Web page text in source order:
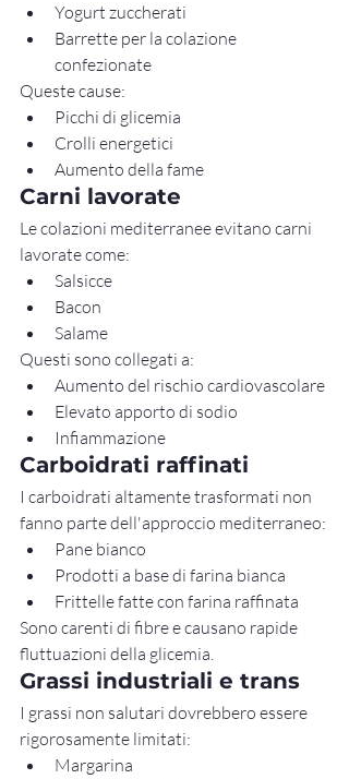
Yogurt zuccherati
Barrette per la colazione
confezionate
Queste cause:
Picchi di glicemia
Crolli energetici
Aumento della fame
Carni lavorate
Le colazioni mediterranee evitano carni
lavorate come:
Salsicce
Bacon
Salame
Questi sono collegati a:
Aumento del rischio cardiovascolare
Elevato apporto di sodio
Infiammazione
Carboidrati raffinati
I carboidrati altamente trasformati non
fanno parte dell'approccio mediterraneo:
Pane bianco
Prodotti a base di farina bianca
Frittelle fatte con farina raffinata
Sono carenti di fibre e causano rapide
fluttuazioni della glicemia.
Grassi industriali e trans
I grassi non salutari dovrebbero essere
rigorosamente limitati:
Margarina